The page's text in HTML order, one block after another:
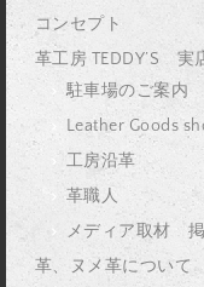
コンセプト
革工房 TEDDY’S 実
駐車場のご案内
Leather Goods
工房沿革
革職人
メディア取材
革、ヌメ革について